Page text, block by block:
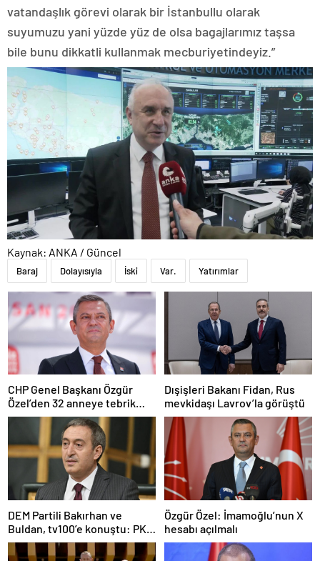
vatandaşlık görevi olarak bir İstanbullu olarak
suyumuzu yani yüzde yüz de olsa bagajlarımız taşsa
bile bunu dikkatli kullanmak mecburiyetindeyiz.”
Kaynak: ANKA / Güncel
Baraj Dolayısıyla İski Var. Yatırımlar
CHP Genel Başkanı Özgür
Özel’den 32 anneye tebrik
telefonu
Dışişleri Bakanı Fidan, Rus
mevkidaşı Lavrov’la görüştü
DEM Partili Bakırhan ve
Buldan, tv100’e konuştu: PKK
ne zaman kendini feshedecek
Özgür Özel: İmamoğlu’nun X
hesabı açılmalı